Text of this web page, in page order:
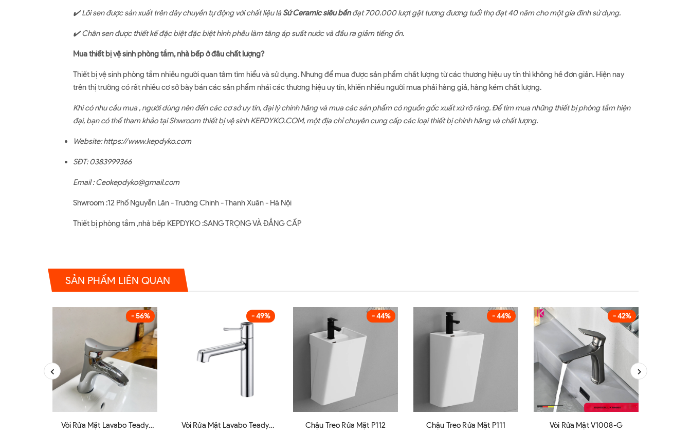
✔️Lõi sen được sản xuất trên dây chuyền tự động với chất liệu làSứ Ceramic siêu bềnđạt 700.000 lượt gật tương đương tuổi thọ đạt 40 năm cho một gia đình sử dụng.
✔️Chân sen được thiết kế đặc biệt đặc biệt hình phễu làm tăng áp suất nước và đầu ra giảm tiếng ồn.
Mua thiết bị vệ sinh phòng tắm, nhà bếp ở đâu chất lượng?
Thiết bị vệ sinh phòng tắm nhiều người quan tâm tìm hiểu và sử dụng. Nhưng để mua được sản phẩm chất lượng từ các thương hiệu uy tín thì không hề đơn giản. Hiện nay
trên thị trường có rất nhiều cơ sở bày bán các sản phẩm nhái các thương hiệu uy tín, khiến nhiều người mua phải hàng giả, hàng kém chất lượng.
Khi có nhu cầu mua , người dùng nên đến các cơ sở uy tín, đại lý chính hãng và mua các sản phẩm có nguồn gốc xuất xứ rõ ràng. Để tìm mua những thiết bị phòng tắm hiện
đại, bạn có thể tham khảo tại Shwroom thiết bị vệ sinh KEPDYKO.COM, một địa chỉ chuyên cung cấp các loại thiết bị chính hãng và chất lượng.
Website: https://www.kepdyko.com
SĐT: 0383999366
Email : Ceokepdyko@gmail.com
Shwroom :12 Phố Nguyễn Lân - Trường Chinh - Thanh Xuân - Hà Nội
Thiết bị phòng tắm ,nhà bếp KEPDYKO :SANG TRỌNG VÀ ĐẲNG CẤP
SẢN PHẨM LIÊN QUAN
- 56%
Vòi Rửa Mặt Lavabo Teady
- 49%
Vòi Rửa Mặt Lavabo Teady
- 44%
Chậu Treo Rửa Mặt P112
- 44%
Chậu Treo Rửa Mặt P111
- 42%
Vòi Rửa Mặt V1008-G